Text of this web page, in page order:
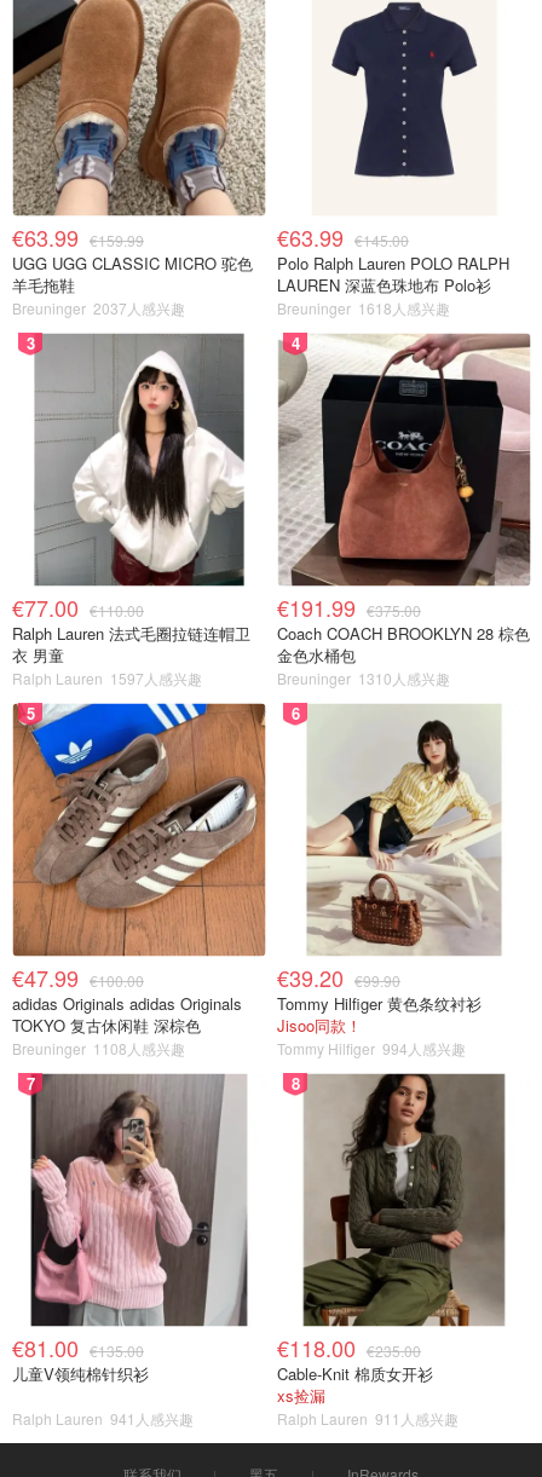
€63.99 €159.99
UGG UGG CLASSIC MICRO 驼色
羊毛拖鞋
Breuninger 2037人感兴趣
€63.99 €145.00
Polo Ralph Lauren POLO RALPH
LAUREN 深蓝色珠地布 Polo衫
Breuninger 1618人感兴趣
3
€77.00 €110.00
Ralph Lauren 法式毛圈拉链连帽卫
衣 男童
Ralph Lauren 1597人感兴趣
4
€191.99 €375.00
Coach COACH BROOKLYN 28 棕色
金色水桶包
Breuninger 1310人感兴趣
5
€47.99 €100.00
adidas Originals adidas Originals
TOKYO 复古休闲鞋 深棕色
Breuninger 1108人感兴趣
6
€39.20 €99.90
Tommy Hilfiger 黄色条纹衬衫
Jisoo同款！
Tommy Hilfiger 994人感兴趣
7
€81.00 €135.00
儿童V领纯棉针织衫
Ralph Lauren 941人感兴趣
8
€118.00 €235.00
Cable-Knit 棉质女开衫
xs捡漏
Ralph Lauren 911人感兴趣